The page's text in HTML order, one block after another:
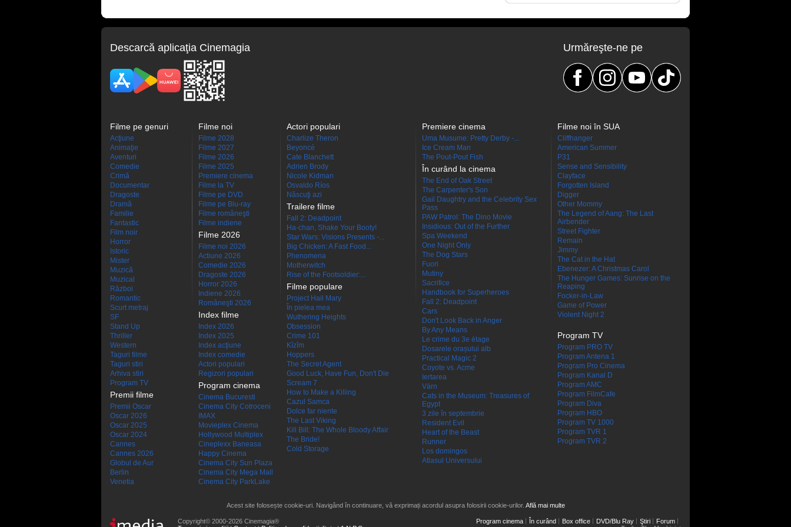
Descarcă aplicaţia Cinemagia Urmăreşte-ne pe
Filme pe genuri
Acţiune
Animaţie
Aventuri
Comedie
Crimă
Documentar
Dragoste
Dramă
Familie
Fantastic
Film noir
Horror
Istoric
Mister
Muzică
Muzical
Război
Romantic
Scurt metraj
SF
Stand Up
Thriller
Western
Taguri filme
Taguri stiri
Arhiva stiri
Program TV
Premii filme
Premii Oscar
Oscar 2026
Oscar 2025
Oscar 2024
Cannes
Cannes 2026
Globul de Aur
Berlin
Venetia
Filme noi
Filme 2028
Filme 2027
Filme 2026
Filme 2025
Premiere cinema
Filme la TV
Filme pe DVD
Filme pe Blu-ray
Filme româneşti
Filme indiene
Filme 2026
Filme noi 2026
Actiune 2026
Comedie 2026
Dragoste 2026
Horror 2026
Indiene 2026
Româneşti 2026
Index filme
Index 2026
Index 2025
Index acţiune
Index comedie
Actori populari
Regizori populari
Program cinema
Cinema Bucuresti
Cinema City Cotroceni
IMAX
Movieplex Cinema
Hollywood Multiplex
Cineplexx Baneasa
Happy Cinema
Cinema City Sun Plaza
Cinema City Mega Mall
Cinema City ParkLake
Actori populari
Charlize Theron
Beyoncé
Cate Blanchett
Adrien Brody
Nicole Kidman
Osvaldo Ríos
Născuţi azi
Trailere filme
Fall 2: Deadpoint
Ha-chan, Shake Your Booty!
Star Wars: Visions Presents -...
Big Chicken: A Fast Food...
Phenomena
Motherwitch
Rise of the Footsoldier:...
Filme populare
Project Hail Mary
În pielea mea
Wuthering Heights
Obsession
Crime 101
Kîzîm
Hoppers
The Secret Agent
Good Luck, Have Fun, Don't Die
Scream 7
How to Make a Killing
Cazul Samca
Dolce far niente
The Last Viking
Kill Bill: The Whole Bloody Affair
The Bride!
Cold Storage
Premiere cinema
Uma Musume: Pretty Derby -...
Ice Cream Man
The Pout-Pout Fish
În curând la cinema
The End of Oak Street
The Carpenter's Son
Gail Daughtry and the Celebrity Sex
Pass
PAW Patrol: The Dino Movie
Insidious: Out of the Further
Spa Weekend
One Night Only
The Dog Stars
Fuori
Mutiny
Sacrifice
Handbook for Superheroes
Fall 2: Deadpoint
Cars
Don't Look Back in Anger
By Any Means
Le crime du 3e étage
Dosarele orașului alb
Practical Magic 2
Coyote vs. Acme
Iertarea
Värn
Cats in the Museum: Treasures of
Egypt
3 zile în septembrie
Resident Evil
Heart of the Beast
Runner
Los domingos
Atlasul Universului
Filme noi în SUA
Cliffhanger
American Summer
P31
Sense and Sensibility
Clayface
Forgotten Island
Digger
Other Mommy
The Legend of Aang: The Last
Airbender
Street Fighter
Remain
Jimmy
The Cat in the Hat
Ebenezer: A Christmas Carol
The Hunger Games: Sunrise on the
Reaping
Focker-in-Law
Game of Power
Violent Night 2
Program TV
Program PRO TV
Program Antena 1
Program Pro Cinema
Program Kanal D
Program AMC
Program FilmCafe
Program Diva
Program HBO
Program TV 1000
Program TVR 1
Program TVR 2
Acest site folosește cookie-uri. Navigând în continuare, vă exprimați acordul asupra folosirii cookie-urilor. Află mai multe
Copyright© 2000-2026 Cinemagia®
Program cinema În curând Box office DVD/Blu Ray Ştiri
Forum